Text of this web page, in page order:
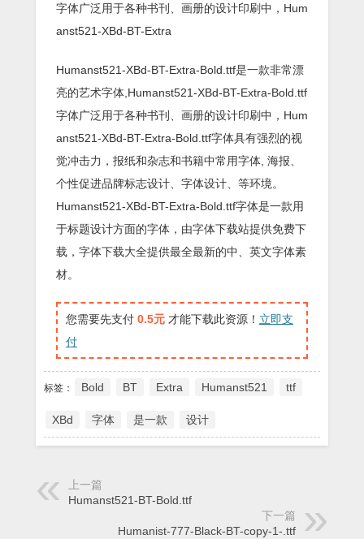
字体广泛用于各种书刊、画册的设计印刷中，Hum
anst521-XBd-BT-Extra
Humanst521-XBd-BT-Extra-Bold.ttf是一款非常漂
亮的艺术字体,Humanst521-XBd-BT-Extra-Bold.ttf
字体广泛用于各种书刊、画册的设计印刷中，Hum
anst521-XBd-BT-Extra-Bold.ttf字体具有强烈的视
觉冲击力，报纸和杂志和书籍中常用字体, 海报、
个性促进品牌标志设计、字体设计、等环境。
Humanst521-XBd-BT-Extra-Bold.ttf字体是一款用
于标题设计方面的字体，由字体下载站提供免费下
载，字体下载大全提供最全最新的中、英文字体素
材。
您需要先支付 0.5元 才能下载此资源！ 立即支
付
标签： Bold BT Extra Humanst521 ttf
XBd 字体 是一款 设计
上一篇
Humanst521-BT-Bold.ttf
下一篇
Humanist-777-Black-BT-copy-1-.ttf